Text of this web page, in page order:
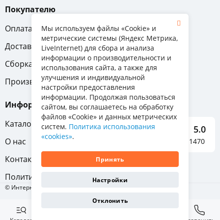
Покупателю
Оплата
Вопрос-ответ
Доставка
Обмен и возврат
Сборка
Гарантия
Производители
Информация
Каталог мебели
О нас
Контакты
Политика конфиденциальности
5.0
Отзывы о нас 1470
© Интернет-магазин «Отличная мебель», 2011-2026
Мы используем файлы «Cookie» и
метрические системы (Яндекс Метрика,
LiveInternet) для сбора и анализа
информации о производительности и
использования сайта, а также для
улучшения и индивидуальной
настройки предоставления
информации. Продолжая пользоваться
сайтом, вы соглашаетесь на обработку
файлов «Cookie» и данных метрических
систем. Политика использования
«cookies».
Принять
Настройки
Отклонить